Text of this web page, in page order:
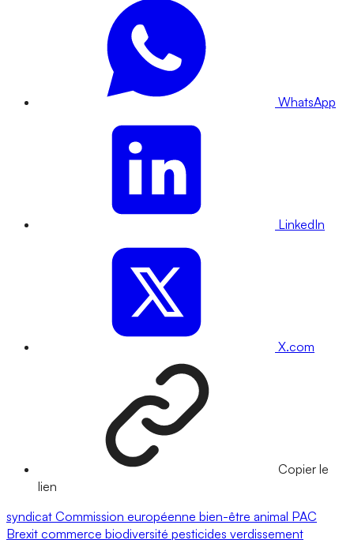
WhatsApp
LinkedIn
X.com
Copier le
lien
syndicat Commission européenne bien-être animal PAC
Brexit commerce biodiversité pesticides verdissement